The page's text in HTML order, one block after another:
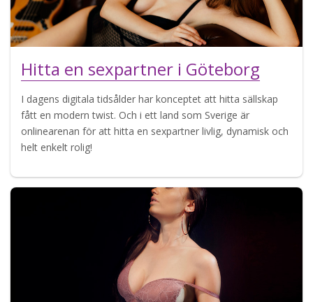
Hitta en sexpartner i Göteborg
I dagens digitala tidsålder har konceptet att hitta sällskap
fått en modern twist. Och i ett land som Sverige är
onlinearenan för att hitta en sexpartner livlig, dynamisk och
helt enkelt rolig!